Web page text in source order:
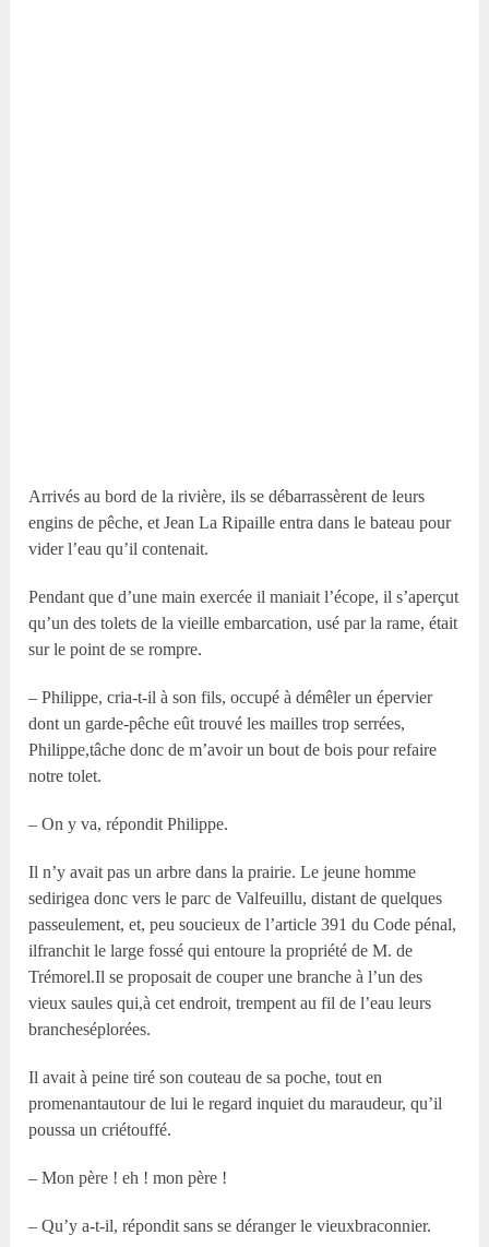
Arrivés au bord de la rivière, ils se débarrassèrent de leurs
engins de pêche, et Jean La Ripaille entra dans le bateau pour
vider l’eau qu’il contenait.
Pendant que d’une main exercée il maniait l’écope, il s’aperçut
qu’un des tolets de la vieille embarcation, usé par la rame, était
sur le point de se rompre.
– Philippe, cria-t-il à son fils, occupé à démêler un épervier
dont un garde-pêche eût trouvé les mailles trop serrées,
Philippe,tâche donc de m’avoir un bout de bois pour refaire
notre tolet.
– On y va, répondit Philippe.
Il n’y avait pas un arbre dans la prairie. Le jeune homme
sedirigea donc vers le parc de Valfeuillu, distant de quelques
passeulement, et, peu soucieux de l’article 391 du Code pénal,
ilfranchit le large fossé qui entoure la propriété de M. de
Trémorel.Il se proposait de couper une branche à l’un des
vieux saules qui,à cet endroit, trempent au fil de l’eau leurs
brancheséplorées.
Il avait à peine tiré son couteau de sa poche, tout en
promenantautour de lui le regard inquiet du maraudeur, qu’il
poussa un criétouffé.
– Mon père ! eh ! mon père !
– Qu’y a-t-il, répondit sans se déranger le vieuxbraconnier.